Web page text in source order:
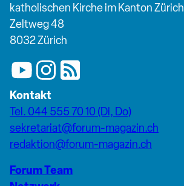
katholischen Kirche im Kanton Zürich
Zeltweg 48
8032 Zürich
Kontakt
Tel. 044 555 70 10 (Di, Do)
sekretariat@forum-magazin.ch
redaktion@forum-magazin.ch
Forum Team